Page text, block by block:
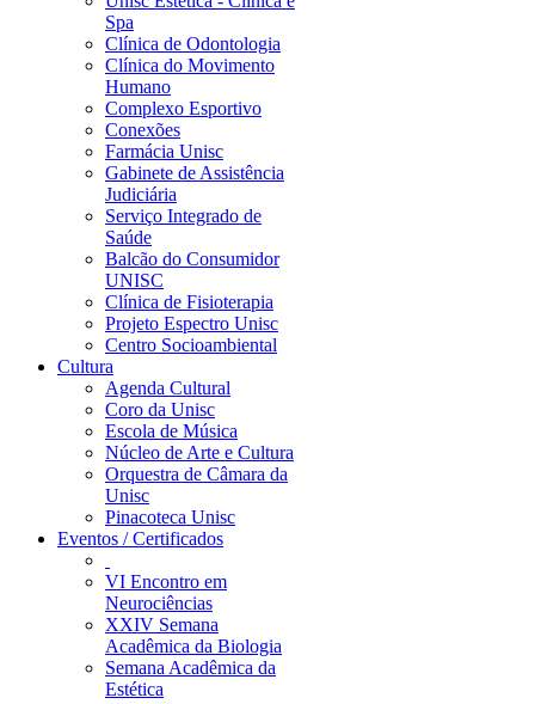
Spa
Clínica de Odontologia
Clínica do Movimento
Humano
Complexo Esportivo
Conexões
Farmácia Unisc
Gabinete de Assistência
Judiciária
Serviço Integrado de
Saúde
Balcão do Consumidor
UNISC
Clínica de Fisioterapia
Projeto Espectro Unisc
Centro Socioambiental
Cultura
Agenda Cultural
Coro da Unisc
Escola de Música
Núcleo de Arte e Cultura
Orquestra de Câmara da
Unisc
Pinacoteca Unisc
Eventos / Certificados
VI Encontro em
Neurociências
XXIV Semana
Acadêmica da Biologia
Semana Acadêmica da
Estética